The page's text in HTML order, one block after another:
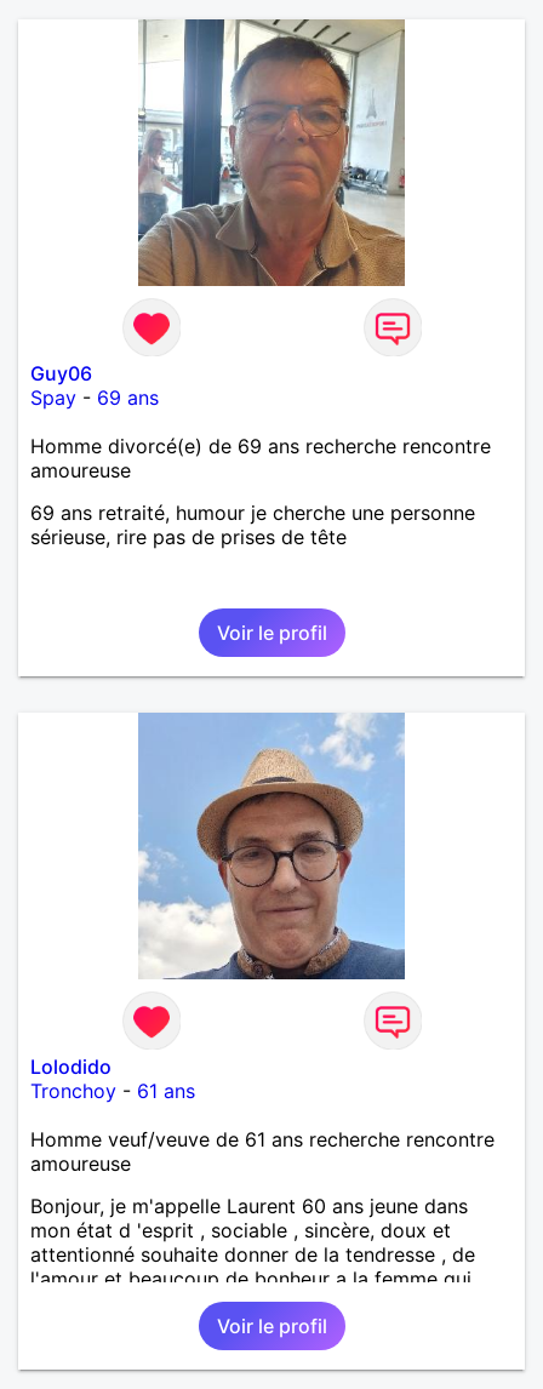
Guy06
Spay - 69 ans
Homme divorcé(e) de 69 ans recherche rencontre
amoureuse
69 ans retraité, humour je cherche une personne
sérieuse, rire pas de prises de tête
Voir le profil
Lolodido
Tronchoy - 61 ans
Homme veuf/veuve de 61 ans recherche rencontre
amoureuse
Bonjour, je m'appelle Laurent 60 ans jeune dans
mon état d 'esprit , sociable , sincère, doux et
attentionné souhaite donner de la tendresse , de
l'amour et beaucoup de bonheur a la femme qui
souhaitera partager ma vie . Bientôt en retraite a la
fin de l 'année et libre de toute contrainte. Digne de
confiance à la femme qui voudras m 'en accorder
en toute sincérité. Pour le reste venez me découvrir
Voir le profil